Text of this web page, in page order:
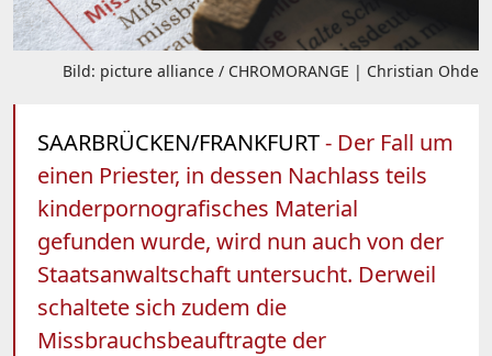
Bild: picture alliance / CHROMORANGE | Christian Ohde
SAARBRÜCKEN/FRANKFURT- Der Fall um
einen Priester, in dessen Nachlass teils
kinderpornografisches Material
gefunden wurde, wird nun auch von der
Staatsanwaltschaft untersucht. Derweil
schaltete sich zudem die
Missbrauchsbeauftragte der